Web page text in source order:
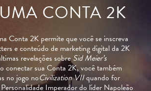
CONTA 2K
Conta 2K permite que você se inscreva
e conteúdo de marketing digital da 2K
revelações sobreSid Meier’s
conectar sua Conta 2K, você também
no jogo noCivilization VIIquando for
Imperador do líder Napoleão